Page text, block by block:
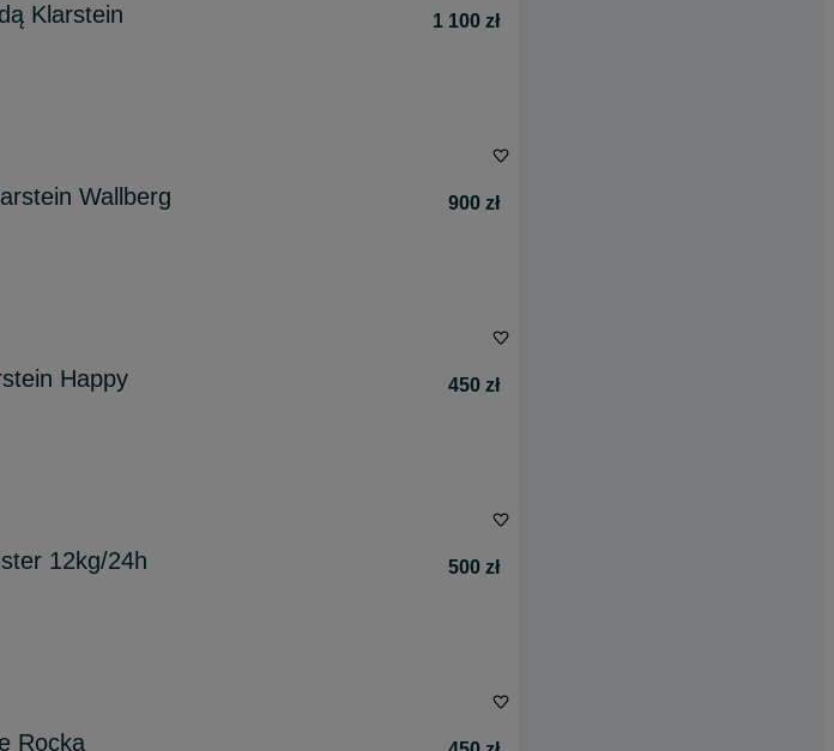
Klarstein
1 100 zł
Wallberg
900 zł
Happy
450 zł
12kg/24h
500 zł
Rocka